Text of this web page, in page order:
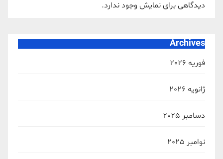
دیدگاهی برای نمایش وجود ندارد.
Archives
فوریه 2026
ژانویه 2026
دسامبر 2025
نوامبر 2025